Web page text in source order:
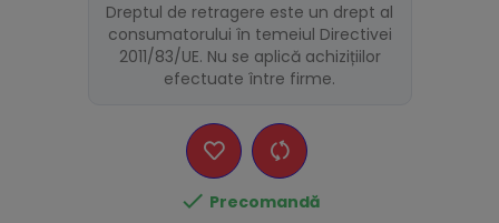
Dreptul de retragere este un drept al
consumatorului în temeiul Directivei
2011/83/UE. Nu se aplică achizițiilor
efectuate între firme.
 Precomandă